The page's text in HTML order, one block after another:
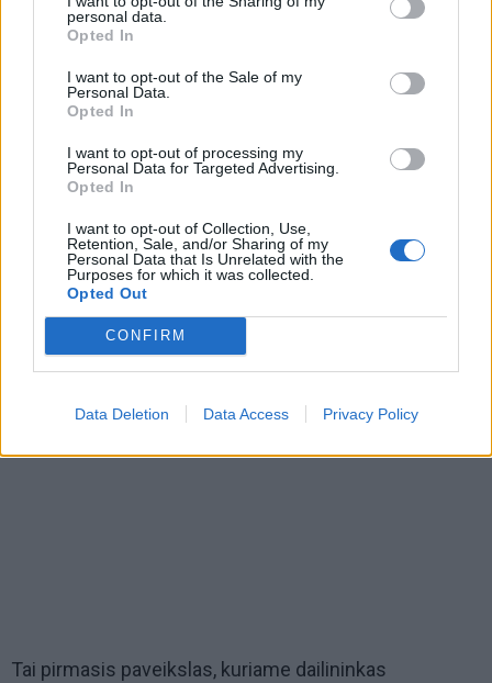
personal data.
Opted In
I want to opt-out of the Sale of my
Personal Data.
Opted In
I want to opt-out of processing my
Personal Data for Targeted Advertising.
Opted In
I want to opt-out of Collection, Use,
Retention, Sale, and/or Sharing of my
Personal Data that Is Unrelated with the
Purposes for which it was collected.
Opted Out
CONFIRM
Data Deletion Data Access Privacy Policy
Šios išvykos organizatoriai Rūta ir Jeroen prie
Vincento van Gogo šedevro „Kavinės terasa naktį“.,
Romualdo Beniušio asmeninio archyvo nuotrauka.
Vincento van Gogo kūrinių „Kavinės terasa naktį“,
nutapytas praėjus 6 mėn. po jo atvykimo į Prancūzijos
pietuose įsikūrusį Arlio miestą.
Tai pirmasis paveikslas, kuriame dailininkas